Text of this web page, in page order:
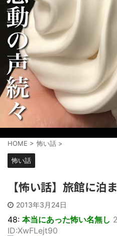
HOME > 怖い話 >
怖い話
【怖い話】旅館に泊
2013年3月24日
48: 本当にあった怖い名無し
ID:XwFLejt90